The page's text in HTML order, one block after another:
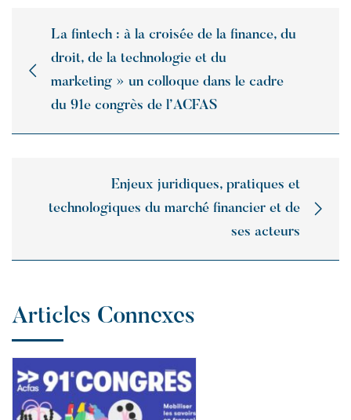
La fintech : à la croisée de la finance, du
droit, de la technologie et du
marketing » un colloque dans le cadre
du 91e congrès de l’ACFAS
Enjeux juridiques, pratiques et
technologiques du marché financier et de
ses acteurs
Articles Connexes